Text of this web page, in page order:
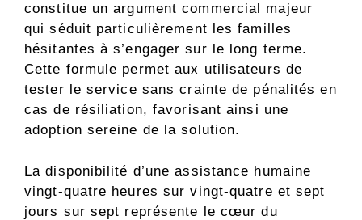
constitue un argument commercial majeur
qui séduit particulièrement les familles
hésitantes à s’engager sur le long terme.
Cette formule permet aux utilisateurs de
tester le service sans crainte de pénalités en
cas de résiliation, favorisant ainsi une
adoption sereine de la solution.
La disponibilité d’une assistance humaine
vingt-quatre heures sur vingt-quatre et sept
jours sur sept représente le cœur du